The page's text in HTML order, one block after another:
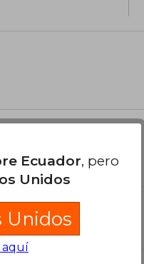
Ecuador, pero
Unidos
Unidos
aquí